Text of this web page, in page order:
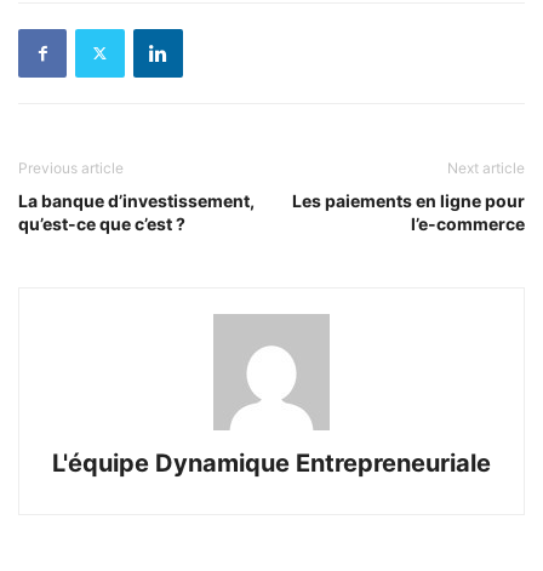
Previous article
La banque d’investissement,
qu’est-ce que c’est ?
Next article
Les paiements en ligne pour
l’e-commerce
L'équipe Dynamique Entrepreneuriale